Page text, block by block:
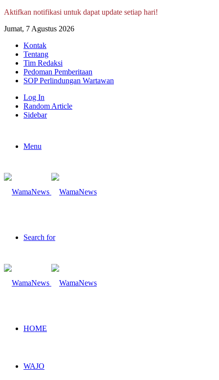
Aktifkan notifikasi untuk dapat update setiap hari!
Jumat, 7 Agustus 2026
Kontak
Tentang
Tim Redaksi
Pedoman Pemberitaan
SOP Perlindungan Wartawan
Log In
Random Article
Sidebar
Menu
Search for
HOME
WAJO